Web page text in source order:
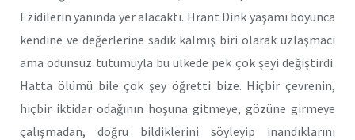
Ezidilerin yanında yer alacaktı. Hrant Dink yaşamı boyunca
kendine ve değerlerine sadık kalmış biri olarak uzlaşmacı
ama ödünsüz tutumuyla bu ülkede pek çok şeyi değiştirdi.
Hatta ölümü bile çok şey öğretti bize. Hiçbir çevrenin,
hiçbir iktidar odağının hoşuna gitmeye, gözüne girmeye
çalışmadan, doğru bildiklerini söyleyip inandıklarını